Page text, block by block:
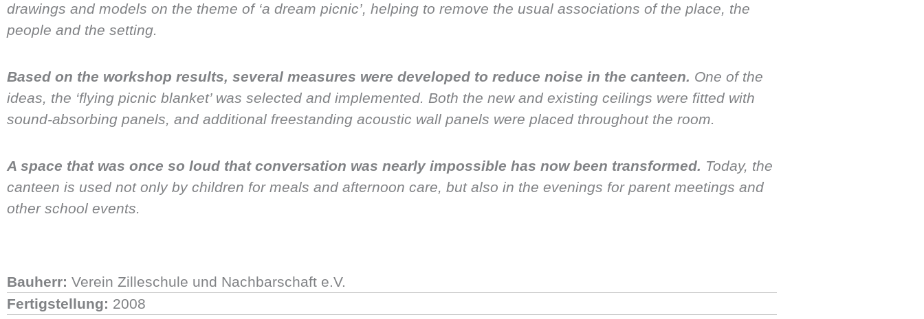
drawings and models on the theme of ‘a dream picnic’, helping to remove the usual associations of the place, the
people and the setting.
Based on the workshop results, several measures were developed to reduce noise in the canteen. One of the
ideas, the ‘flying picnic blanket’ was selected and implemented. Both the new and existing ceilings were fitted with
sound-absorbing panels, and additional freestanding acoustic wall panels were placed throughout the room.
A space that was once so loud that conversation was nearly impossible has now been transformed. Today, the
canteen is used not only by children for meals and afternoon care, but also in the evenings for parent meetings and
other school events.
Bauherr: Verein Zilleschule und Nachbarschaft e.V.
Fertigstellung: 2008